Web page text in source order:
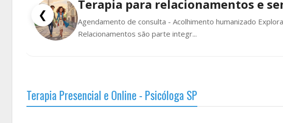
❮
Terapia para relacionamentos e
Agendamento de consulta - Acolhimento humanizado
Relacionamentos são parte integr...
Terapia Presencial e Online - Psicóloga SP